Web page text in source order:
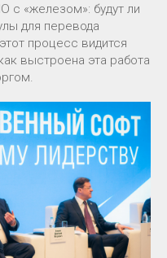
с «железом»: будут ли
для перевода
процесс видится
выстроена эта работа